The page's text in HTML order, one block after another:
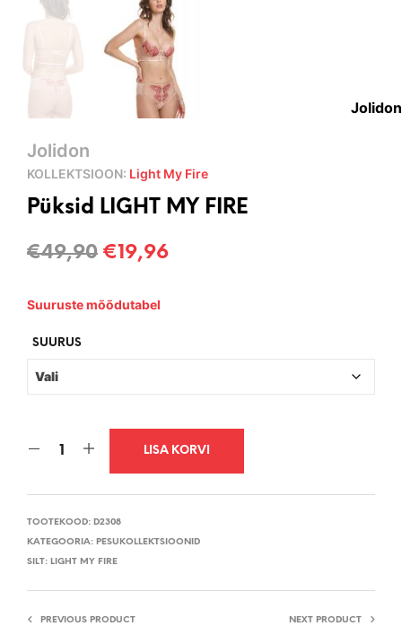
Jolidon
Jolidon
KOLLEKTSIOON: Light My Fire
Püksid LIGHT MY FIRE
€49,90 Algne
oli:
€19,96Current
Suuruste mõõdutabel
SUURUS
LISA KORVI
TOOTEKOOD: D2308
KATEGOORIA: PESUKOLLEKTSIOONID
SILT: LIGHT MY FIRE
PREVIOUS PRODUCT NEXT PRODUCT